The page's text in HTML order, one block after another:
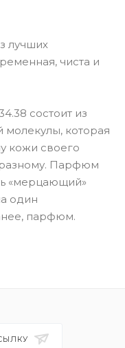
лучших
чиста и
состоит из
которая
кожи своего
разному. Парфюм
«мерцающий»
один
парфюм.